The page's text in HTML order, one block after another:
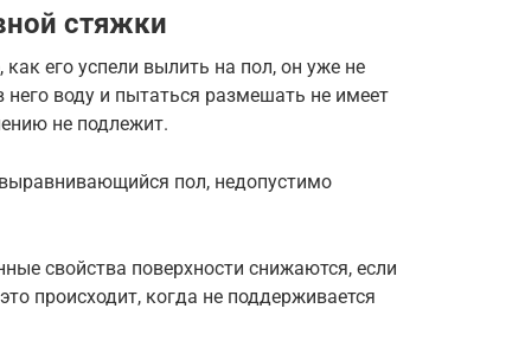
стяжки
его успели вылить на пол, он уже не
воду и пытаться размешать не имеет
не подлежит.
пол, недопустимо
свойства поверхности снижаются, если
происходит, когда не поддерживается